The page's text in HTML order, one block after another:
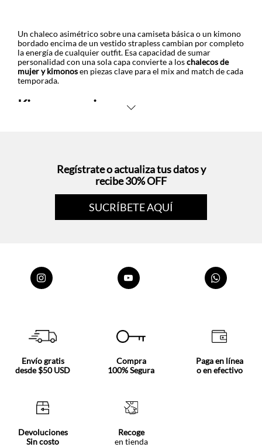
Un chaleco asimétrico sobre una camiseta básica o un kimono
bordado encima de un vestido strapless cambian por completo
la energía de cualquier outfit. Esa capacidad de sumar
personalidad con una sola capa convierte a loschalecos de
mujer y kimonosen piezas clave para el mix and match de cada
temporada.
Kimonos mujer
profundidad visual sobre cualquier base sencilla.
Combina un kimono con rayas brillantes sobre jeans y camiseta lisa,
o lleva uno con detalles bordados sobre un vestido corto en tono
neutro. ¡Cada pieza de esta colección dechalecos de mujer
como capa intermedia o como protagonista absoluta del outfit
Regístrate o actualiza tus datos y
recibe 30% OFF
SUCRÍBETE AQUÍ
Envío gratis
desde $50 USD
Compra
100% Segura
Paga en línea
o en efectivo
Devoluciones
Sin costo
Recoge
en tienda